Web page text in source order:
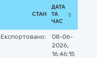
СТАН
ДАТА
ТА
ЧАС
Експортовано:
08-06-
2026,
16:46:15